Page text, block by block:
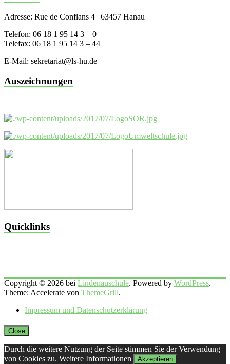
Adresse: Rue de Conflans 4 | 63457 Hanau
Telefon: 06 18 1 95 14 3 – 0
Telefax: 06 18 1 95 14 3 – 44
E-Mail: sekretariat@ls-hu.de
Auszeichnungen
Quicklinks
Copyright © 2026 bei Lindenauschule. Powered by WordPress.
Theme: Accelerate von ThemeGrill.
Impressum und Datenschutzerklärung
Close
Durch die weitere Nutzung der Seite stimmen Sie der Verwendung
von Cookies zu. Weitere Informationen Akzeptieren